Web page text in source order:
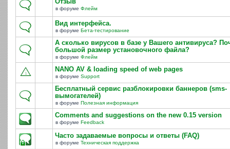
Отзыв
в форуме Флейм
Вид интерфейса.
в форуме Бета-тестирование
А сколько вирусов в базе у Вашего антивируса?
большой размер установочного файла?
в форуме Флейм
NANO AV & loading speed of web pages
в форуме Support
Бесплатный сервис разблокировки баннеров (sms-
вымогателей)
в форуме Полезная информация
Comments and suggestions on the new 0.15 version
в форуме Feedback
Часто задаваемые вопросы и ответы (FAQ)
в форуме Техническая поддержка